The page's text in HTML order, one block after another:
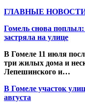
ГЛАВНЫЕ
Гомель снова
застряла на улице
В Гомеле 11 июля
три жилых дома и
Лепешинского и…
В Гомеле участок
августа